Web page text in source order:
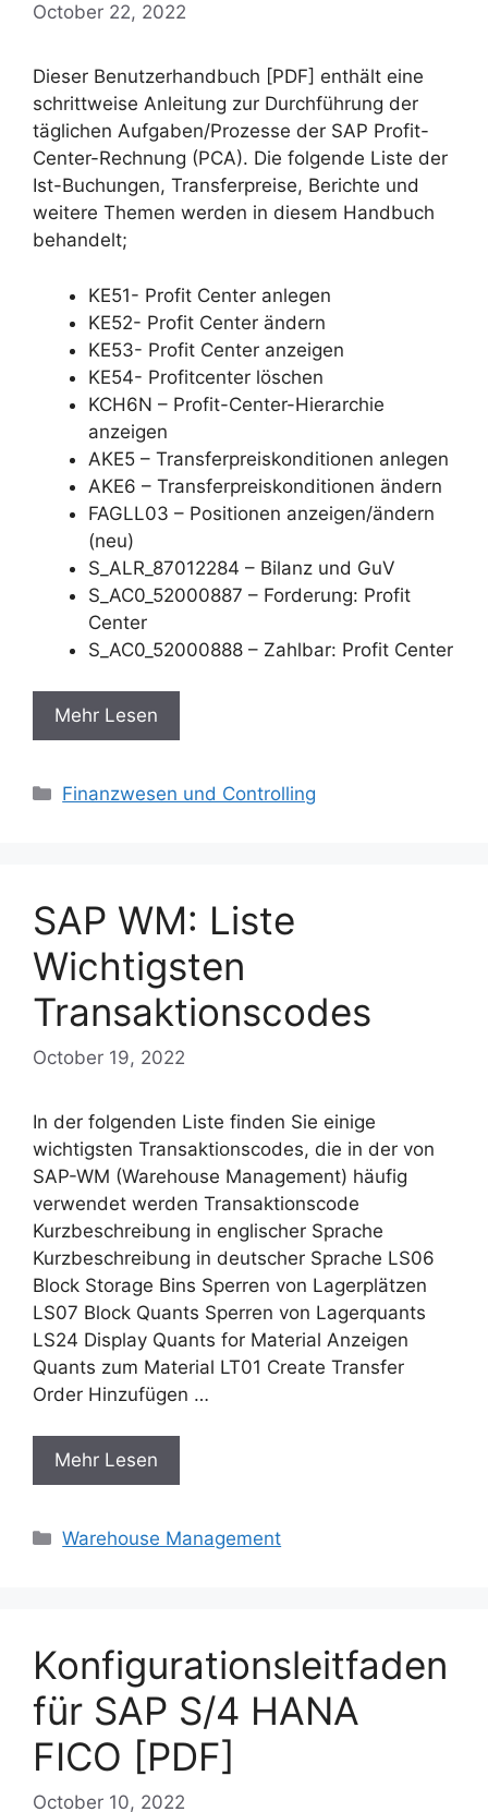
October 22, 2022
Dieser Benutzerhandbuch [PDF] enthält eine
schrittweise Anleitung zur Durchführung der
täglichen Aufgaben/Prozesse der SAP Profit-
Center-Rechnung (PCA). Die folgende Liste der
Ist-Buchungen, Transferpreise, Berichte und
weitere Themen werden in diesem Handbuch
behandelt;
KE51- Profit Center anlegen
KE52- Profit Center ändern
KE53- Profit Center anzeigen
KE54- Profitcenter löschen
KCH6N – Profit-Center-Hierarchie
anzeigen
AKE5 – Transferpreiskonditionen anlegen
AKE6 – Transferpreiskonditionen ändern
FAGLL03 – Positionen anzeigen/ändern
(neu)
S_ALR_87012284 – Bilanz und GuV
S_AC0_52000887 – Forderung: Profit
Center
S_AC0_52000888 – Zahlbar: Profit Center
Mehr Lesen
Categories
Finanzwesen und Controlling
SAP WM: Liste
Wichtigsten
Transaktionscodes
October 19, 2022
In der folgenden Liste finden Sie einige
wichtigsten Transaktionscodes, die in der von
SAP-WM (Warehouse Management) häufig
verwendet werden Transaktionscode
Kurzbeschreibung in englischer Sprache
Kurzbeschreibung in deutscher Sprache LS06
Block Storage Bins Sperren von Lagerplätzen
LS07 Block Quants Sperren von Lagerquants
LS24 Display Quants for Material Anzeigen
Quants zum Material LT01 Create Transfer
Order Hinzufügen …
Mehr Lesen
Categories
Warehouse Management
Konfigurationsleitfaden
für SAP S/4 HANA
FICO [PDF]
October 10, 2022